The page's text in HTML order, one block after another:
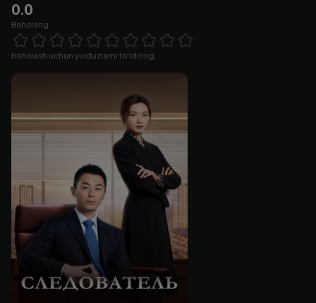
0.0
Baholang
1 Star 2 Stars 3 Stars 4 Stars5 Stars 6 Stars7 Stars8 Stars
baholash uchun yulduzlarni to'ldiring